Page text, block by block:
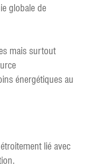
globale de
mais surtout
énergétiques au
lié avec